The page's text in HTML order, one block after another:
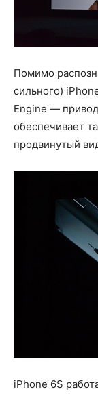
Помимо
сильного)
Engine —
обеспечивает
продвинутый
iPhone 6S